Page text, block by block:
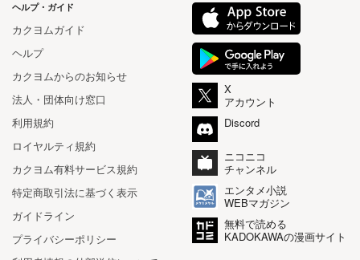
ヘルプ・ガイド
カクヨムガイド
ヘルプ
カクヨムからのお知らせ
法人・団体向け窓口
利用規約
ロイヤルティ規約
カクヨム有料サービス規約
特定商取引法に基づく表示
ガイドライン
プライバシーポリシー
X
アカウント
Discord
ニコニコ
チャンネル
エンタメ小説
WEBマガジン
無料で読める
KADOKAWAの漫画サイト